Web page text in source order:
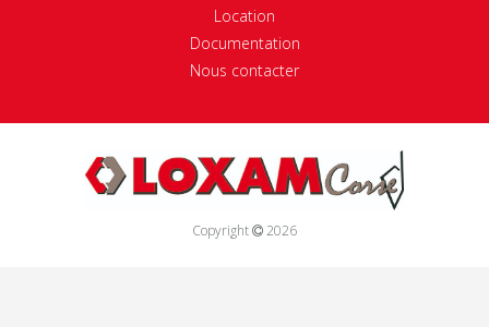
Location
Documentation
Nous contacter
Copyright 2026